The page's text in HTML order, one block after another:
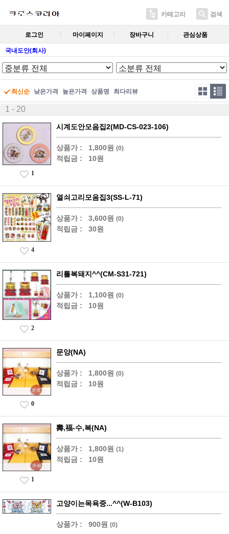
카테고리 검색
로그인 마이페이지 장바구니 관심상품
국내도안(회사)
최신순 낮은가격 높은가격 상품명 최다리뷰
1 - 20
시계도안모음집2(MD-CS-023-106)
상품가 : 1,800원 (0)
적립금 : 10원
1
열쇠고리모음집3(SS-L-71)
상품가 : 3,600원 (0)
적립금 : 30원
4
리틀복돼지^^(CM-S31-721)
상품가 : 1,100원 (0)
적립금 : 10원
2
문양(NA)
상품가 : 1,800원 (0)
적립금 : 10원
0
壽,福-수,복(NA)
상품가 : 1,800원 (1)
적립금 : 10원
1
고양이는목욕중...^^(W-B103)
상품가 : 900원 (0)